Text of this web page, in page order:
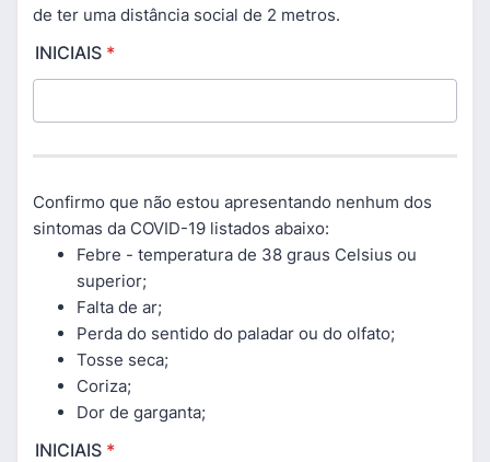
de ter uma distância social de 2 metros.
INICIAIS *
Confirmo que não estou apresentando nenhum dos
sintomas da COVID-19 listados abaixo:
Febre - temperatura de 38 graus Celsius ou
superior;
Falta de ar;
Perda do sentido do paladar ou do olfato;
Tosse seca;
Coriza;
Dor de garganta;
INICIAIS *